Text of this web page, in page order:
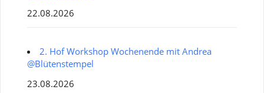
22.08.2026
2. Hof Workshop Wochenende mit Andrea
@Blütenstempel
23.08.2026